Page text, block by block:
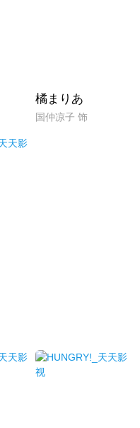
橘まりあ
国仲凉子 饰